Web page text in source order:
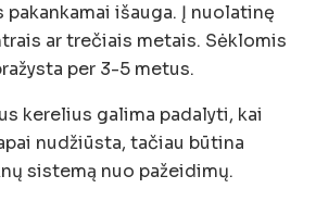
pakankamai išauga. Į nuolatinę
ar trečiais metais. Sėklomis
per 3-5 metus.
kerelius galima padalyti, kai
nudžiūsta, tačiau būtina
sistemą nuo pažeidimų.